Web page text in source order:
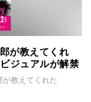
が教えてくれ
ジュアルが解禁
教えてくれた